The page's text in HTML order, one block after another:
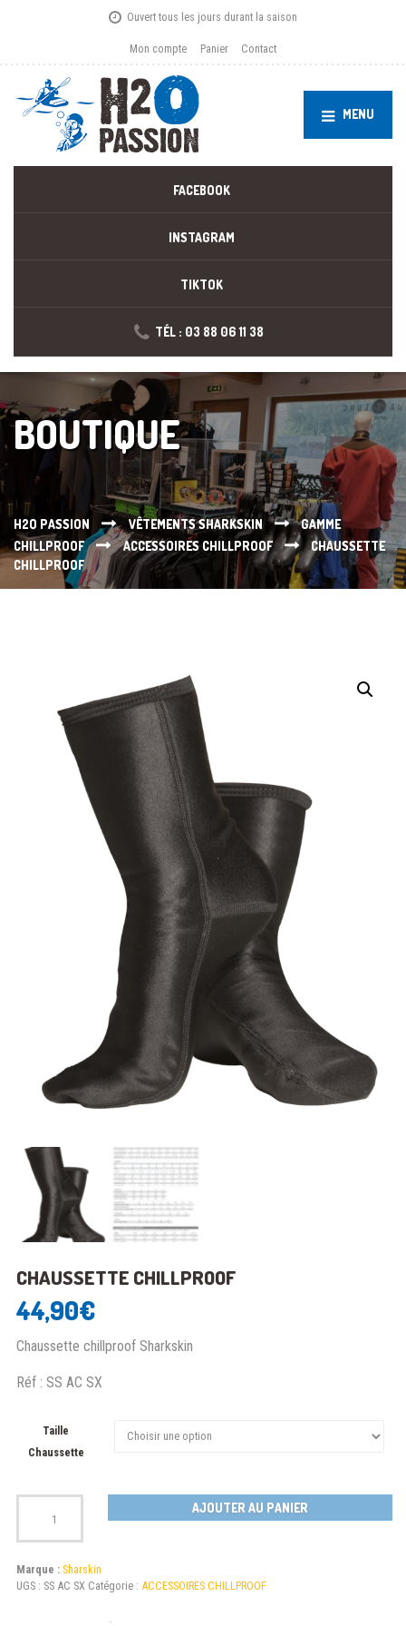
Ouvert tous les jours durant la saison
Mon compte Panier Contact
MENU
FACEBOOK
INSTAGRAM
TIKTOK
TÉL : 03 88 06 11 38
BOUTIQUE
H2O PASSION VÊTEMENTS SHARKSKIN
GAMME
CHILLPROOF
ACCESSOIRES CHILLPROOF
CHAUSSETTE
CHILLPROOF
CHAUSSETTE CHILLPROOF
44,90€
Chaussette chillproof Sharkskin
Réf : SS AC SX
Taille
Chaussette
Quantité AJOUTER AU PANIER
Marque : Sharskin
UGS : SS AC SX Catégorie : ACCESSOIRES CHILLPROOF